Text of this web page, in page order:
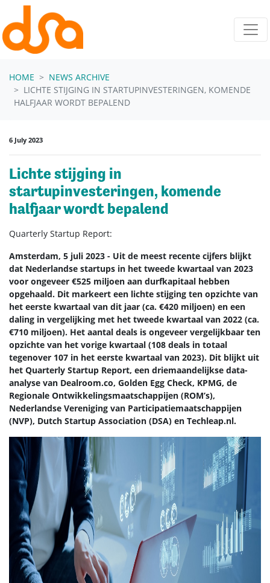
Skip navigation
HOME
NEWS ARCHIVE
LICHTE STIJGING IN STARTUPINVESTERINGEN, KOMENDE
HALFJAAR WORDT BEPALEND
6 July 2023
Lichte stijging in
startupinvesteringen, komende
halfjaar wordt bepalend
Quarterly Startup Report:
Amsterdam, 5 juli 2023 - Uit de meest recente cijfers blijkt
dat Nederlandse startups in het tweede kwartaal van 2023
voor ongeveer €525 miljoen aan durfkapitaal hebben
opgehaald. Dit markeert een lichte stijging ten opzichte van
het eerste kwartaal van dit jaar (ca. €420 miljoen) en een
daling in vergelijking met het tweede kwartaal van 2022 (ca.
€710 miljoen). Het aantal deals is ongeveer vergelijkbaar ten
opzichte van het vorige kwartaal (108 deals in totaal
tegenover 107 in het eerste kwartaal van 2023). Dit blijkt uit
het Quarterly Startup Report, een driemaandelijkse data-
analyse van Dealroom.co, Golden Egg Check, KPMG, de
Regionale Ontwikkelingsmaatschappijen (ROM’s),
Nederlandse Vereniging van Participatiemaatschappijen
(NVP), Dutch Startup Association (DSA) en Techleap.nl.